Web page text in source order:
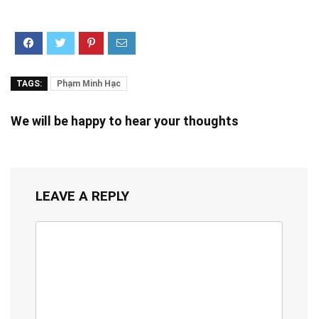
TAGS: Phạm Minh Hạc
We will be happy to hear your thoughts
LEAVE A REPLY